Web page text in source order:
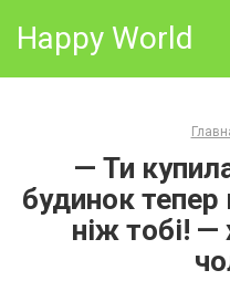
Happy World
— Ти
будинок тепер
ніж тобі!